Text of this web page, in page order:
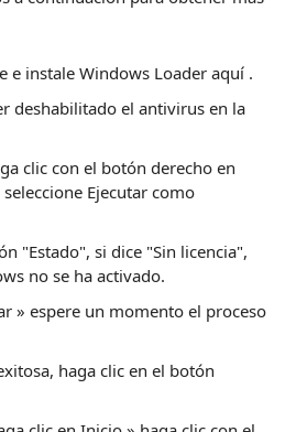
e instale Windows Loader aquí .
deshabilitado el antivirus en la
clic con el botón derecho en
Ejecutar como
"Estado", si dice "Sin licencia",
no se ha activado.
» espere un momento el proceso
haga clic en el botón